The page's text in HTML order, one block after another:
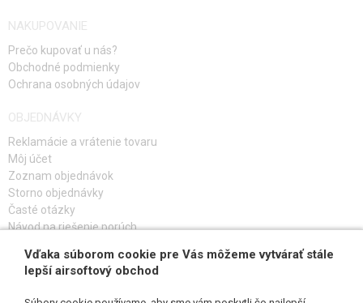
NAKUPOVANIE
Prečo kupovať u nás?
Obchodné podmienky
Ochrana osobných údajov
OBJEDNÁVKY
Reklamácie a vrátenie tovaru
Môj účet
Zoznam objednávok
Storno objednávky
Časté otázky
Návod na riešenie porúch
PRIHLÁS SA K ODBERU
Vďaka súborom cookie pre Vás môžeme vytvárať stále
lepší airsoftový obchod